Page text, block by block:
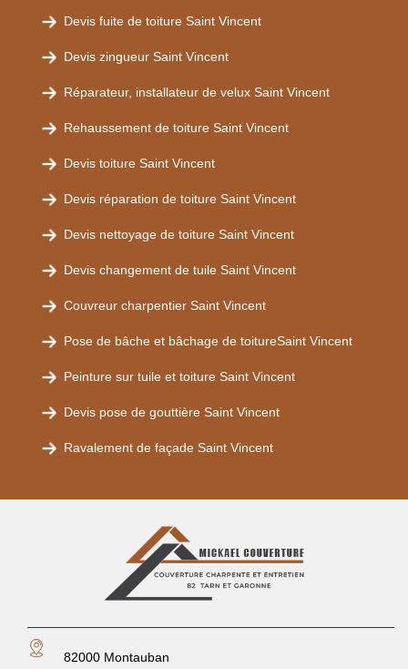
Devis fuite de toiture Saint Vincent
Devis zingueur Saint Vincent
Réparateur, installateur de velux Saint Vincent
Rehaussement de toiture Saint Vincent
Devis toiture Saint Vincent
Devis réparation de toiture Saint Vincent
Devis nettoyage de toiture Saint Vincent
Devis changement de tuile Saint Vincent
Couvreur charpentier Saint Vincent
Pose de bâche et bâchage de toitureSaint Vincent
Peinture sur tuile et toiture Saint Vincent
Devis pose de gouttière Saint Vincent
Ravalement de façade Saint Vincent
82000 Montauban